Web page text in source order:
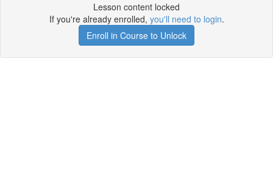
Lesson content locked
If you're already enrolled, you'll need to login.
Enroll in Course to Unlock